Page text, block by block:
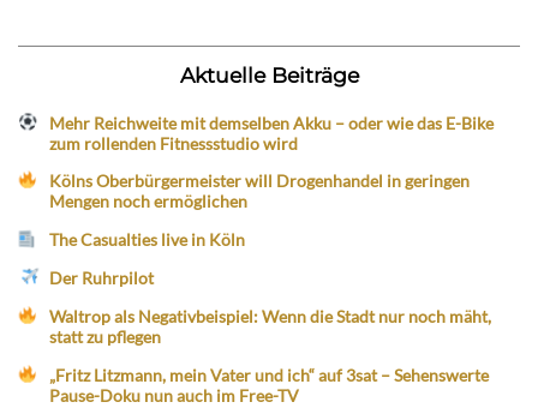
Aktuelle Beiträge
Mehr Reichweite mit demselben Akku – oder wie das E-Bike
zum rollenden Fitnessstudio wird
Kölns Oberbürgermeister will Drogenhandel in geringen
Mengen noch ermöglichen
The Casualties live in Köln
Der Ruhrpilot
Waltrop als Negativbeispiel: Wenn die Stadt nur noch mäht,
statt zu pflegen
„Fritz Litzmann, mein Vater und ich“ auf 3sat – Sehenswerte
Pause-Doku nun auch im Free-TV